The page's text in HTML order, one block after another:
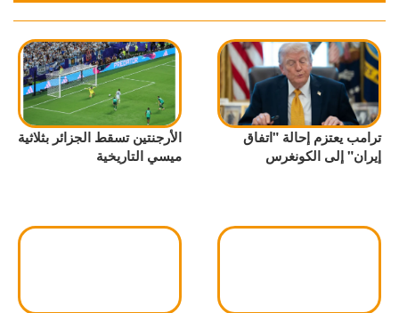
ترامب يعتزم إحالة "اتفاق
إيران" إلى الكونغرس
الأرجنتين تسقط الجزائر بثلاثية
ميسي التاريخية